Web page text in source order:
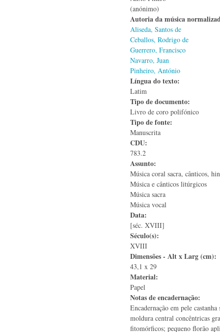
(anónimo)
Autoria da música
Aliseda, Santos de
Ceballos, Rodrigo de
Guerrero, Francisco
Navarro, Juan
Pinheiro, António
Língua do texto:
Latim
Tipo de documento:
Livro de coro polifónico
Tipo de fonte:
Manuscrita
CDU:
783.2
Assunto:
Música coral sacra, cânticos,
Música e cânticos litúrgicos
Música sacra
Música vocal
Data:
[séc. XVIII]
Século(s):
XVIII
Dimensões - Alt x Larg (cm):
43,1 x 29
Material:
Papel
Notas de encadernação:
Encadernação em pele
moldura central concêntricas
fitomórficos; pequeno florão